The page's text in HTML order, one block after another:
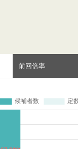
前回倍率